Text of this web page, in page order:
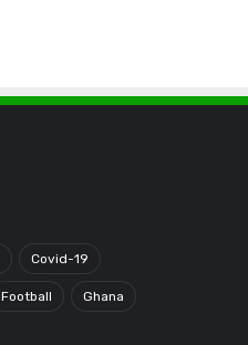
Covid-19
Football Ghana